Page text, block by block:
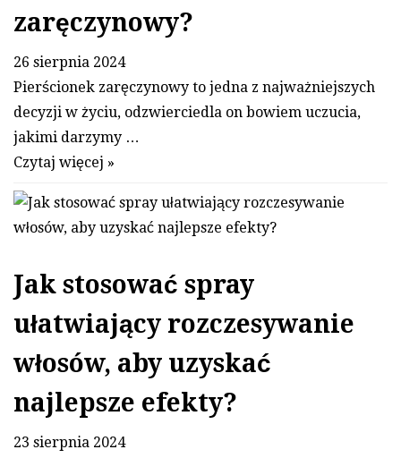
zaręczynowy?
26 sierpnia 2024
Pierścionek zaręczynowy to jedna z najważniejszych
decyzji w życiu, odzwierciedla on bowiem uczucia,
jakimi darzymy …
Czytaj więcej »
Jak stosować spray
ułatwiający rozczesywanie
włosów, aby uzyskać
najlepsze efekty?
23 sierpnia 2024